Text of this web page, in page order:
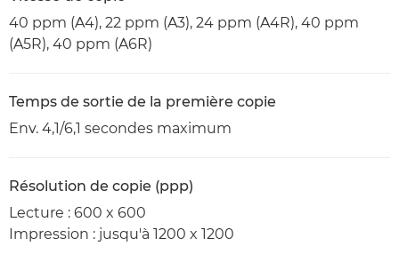
40 ppm (A4), 22 ppm (A3), 24 ppm (A4R), 40 ppm
(A5R), 40 ppm (A6R)
Temps de sortie de la première copie
Env. 4,1/6,1 secondes maximum
Résolution de copie (ppp)
Lecture : 600 x 600
Impression : jusqu'à 1200 x 1200